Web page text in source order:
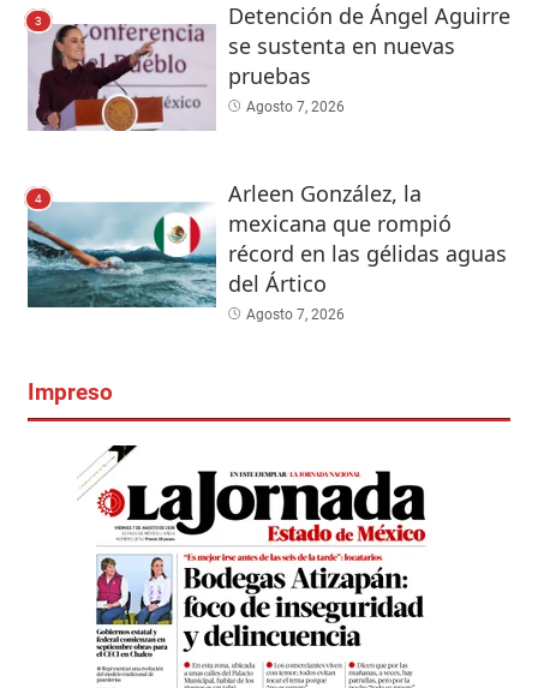
3
Detención de Ángel Aguirre
se sustenta en nuevas
pruebas
Agosto 7, 2026
4
Arleen González, la
mexicana que rompió
récord en las gélidas aguas
del Ártico
Agosto 7, 2026
Impreso